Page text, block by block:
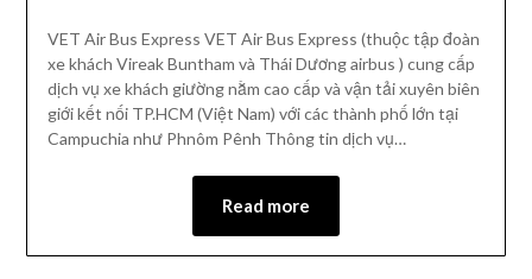
VET Air Bus Express VET Air Bus Express (thuộc tập đoàn
xe khách Vireak Buntham và Thái Dương airbus ) cung cấp
dịch vụ xe khách giường nằm cao cấp và vận tải xuyên biên
giới kết nối TP.HCM (Việt Nam) với các thành phố lớn tại
Campuchia như Phnôm Pênh Thông tin dịch vụ…
Read more